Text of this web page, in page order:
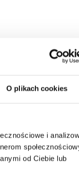
O plikach cookies
i
od Ciebie lub